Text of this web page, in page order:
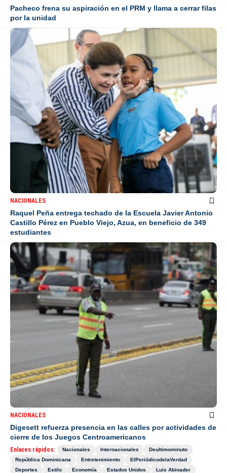
Pacheco frena su aspiración en el PRM y llama a cerrar filas
por la unidad
NACIONALES
Raquel Peña entrega techado de la Escuela Javier Antonio
Castillo Pérez en Pueblo Viejo, Azua, en beneficio de 349
estudiantes
NACIONALES
Digesett refuerza presencia en las calles por actividades de
cierre de los Juegos Centroamericanos
Enlaces rápidos: Nacionales Internacionales
Deultimominuto
República Dominicana
Entretenimiento
ElPeriódicodelaVerdad
Deportes
Estilo Economía Estados Unidos
Luis Abinader